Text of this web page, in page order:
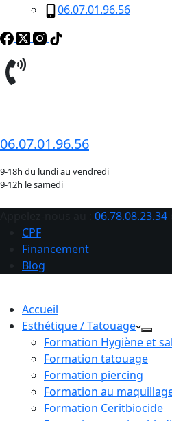
06.07.01.96.56
06.07.01.96.56
9-18h du lundi au vendredi
9-12h le samedi
06.78.08.23.34
CPF
Financement
Blog
Accueil
Esthétique / Tatouage
Formation Hygiène et
Formation tatouage
Formation piercing
Formation au
Formation Ceritbiocide